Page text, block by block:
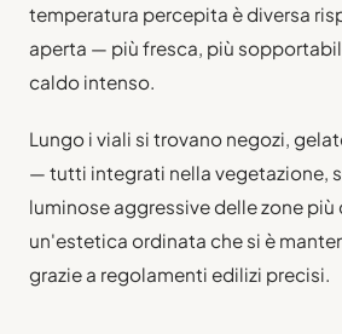
temperatura percepita è diversa
aperta — più fresca, più
caldo intenso.
Lungo i viali si trovano negozi,
— tutti integrati nella vegetazione,
luminose aggressive delle zone più
un'estetica ordinata che si è
grazie a regolamenti edilizi precisi.